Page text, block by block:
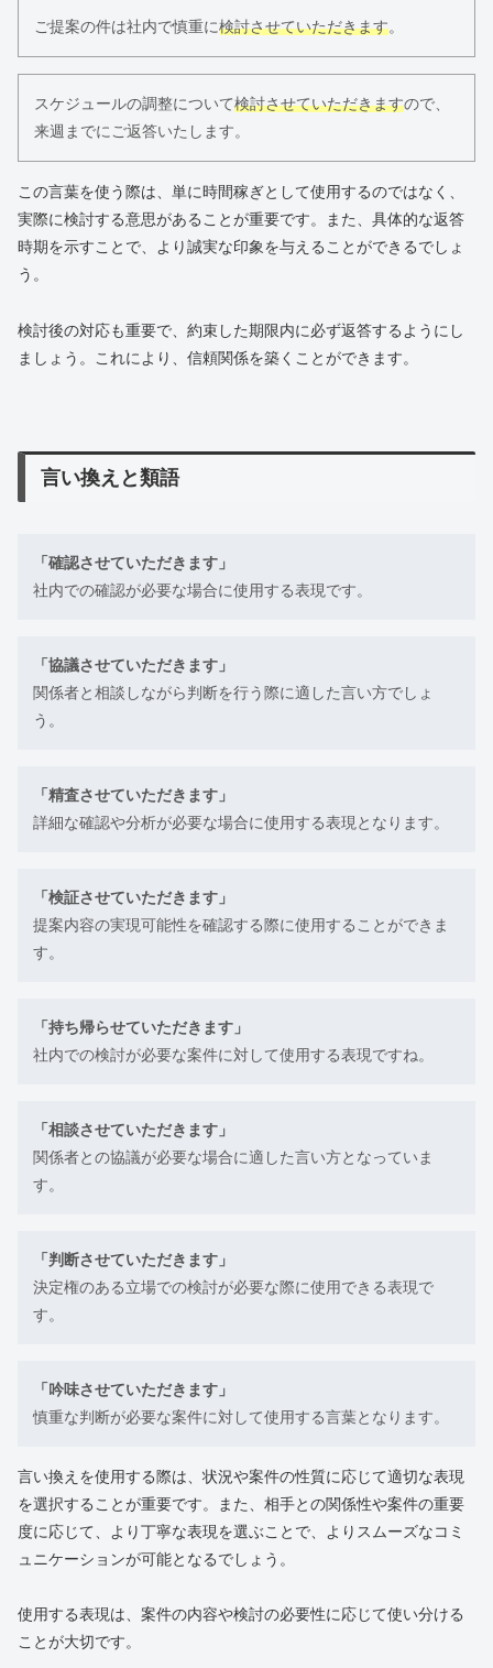
ご提案の件は社内で慎重に検討させていただきます。
スケジュールの調整について検討させていただきますので、
来週までにご返答いたします。
この言葉を使う際は、単に時間稼ぎとして使用するのではなく、
実際に検討する意思があることが重要です。また、具体的な返答
時期を示すことで、より誠実な印象を与えることができるでしょ
う。
検討後の対応も重要で、約束した期限内に必ず返答するようにし
ましょう。これにより、信頼関係を築くことができます。
言い換えと類語
「確認させていただきます」
社内での確認が必要な場合に使用する表現です。
「協議させていただきます」
関係者と相談しながら判断を行う際に適した言い方でしょ
う。
「精査させていただきます」
詳細な確認や分析が必要な場合に使用する表現となります。
「検証させていただきます」
提案内容の実現可能性を確認する際に使用することができま
す。
「持ち帰らせていただきます」
社内での検討が必要な案件に対して使用する表現ですね。
「相談させていただきます」
関係者との協議が必要な場合に適した言い方となっていま
す。
「判断させていただきます」
決定権のある立場での検討が必要な際に使用できる表現で
す。
「吟味させていただきます」
慎重な判断が必要な案件に対して使用する言葉となります。
言い換えを使用する際は、状況や案件の性質に応じて適切な表現
を選択することが重要です。また、相手との関係性や案件の重要
度に応じて、より丁寧な表現を選ぶことで、よりスムーズなコミ
ュニケーションが可能となるでしょう。
使用する表現は、案件の内容や検討の必要性に応じて使い分ける
ことが大切です。